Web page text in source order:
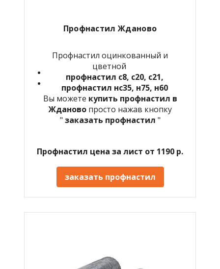
Профнастил Жданово
Профнастил оцинкованный и
цветной
профнастил с8, с20, с21,
профнастил нс35, н75, н60
Вы можете купить профнастил в
Жданово просто нажав кнопку
" заказать профнастил "
Профнастил цена за лист от 1190 р.
заказать профнастил